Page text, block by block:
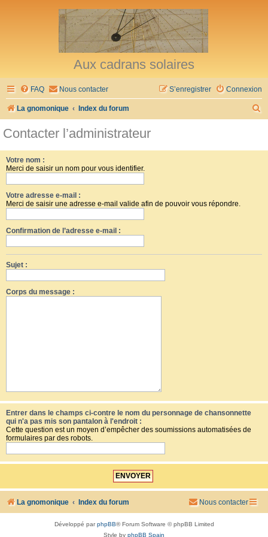
Aux cadrans solaires
FAQ Nous contacter Connexion
S’enregistrer
La gnomonique Index du forum
Contacter l’administrateur
Votre nom :
Merci de saisir un nom pour vous identifier.
Votre adresse e-mail :
Merci de saisir une adresse e-mail valide afin de pouvoir vous répondre.
Confirmation de l’adresse e-mail :
Sujet :
Corps du message :
Entrer dans le champs ci-contre le nom du personnage de chansonnette
qui n'a pas mis son pantalon à l'endroit :
Cette question est un moyen d’empêcher des soumissions automatisées de
formulaires par des robots.
La gnomonique Index du forum Nous contacter
Développé parphpBB® Forum Software © phpBB Limited
Style by phpBB Spain